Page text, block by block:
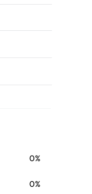
0%
0%